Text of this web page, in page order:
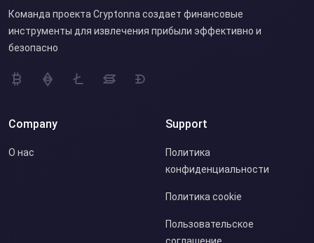
Команда проекта Cryptonna создает финансовые
инструменты для извлечения прибыли эффективно и
безопасно
Company
О нас
Support
Политика
конфиденциальности
Политика cookie
Пользовательское